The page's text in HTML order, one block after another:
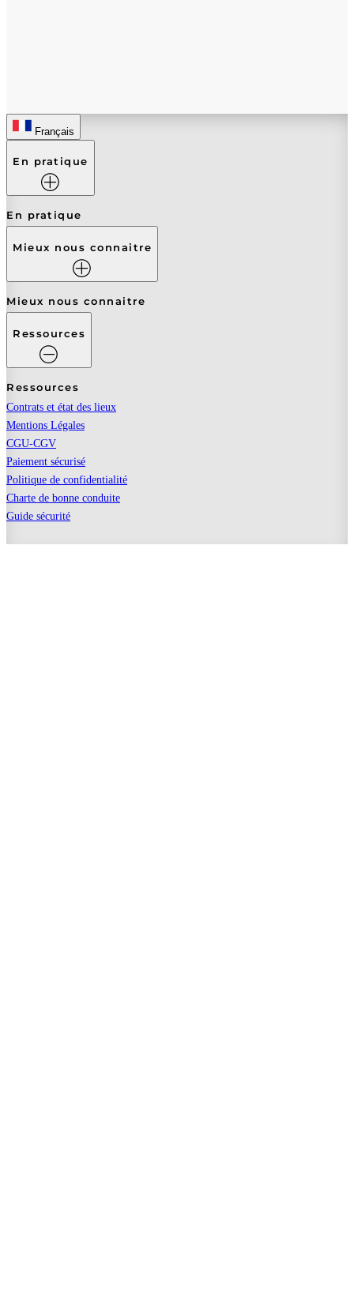
Français
En pratique
En pratique
Mieux nous connaitre
Mieux nous connaitre
Ressources
Ressources
Contrats et état des lieux
Mentions Légales
CGU-CGV
Paiement sécurisé
Politique de confidentialité
Charte de bonne conduite
Guide sécurité